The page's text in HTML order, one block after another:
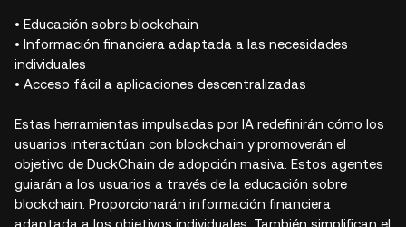
• Educación sobre blockchain
• Información financiera adaptada a las necesidades
individuales
• Acceso fácil a aplicaciones descentralizadas
Estas herramientas impulsadas por IA redefinirán cómo los
usuarios interactúan con blockchain y promoverán el
objetivo de DuckChain de adopción masiva. Estos agentes
guiarán a los usuarios a través de la educación sobre
blockchain. Proporcionarán información financiera
adaptada a los objetivos individuales. También simplifican el